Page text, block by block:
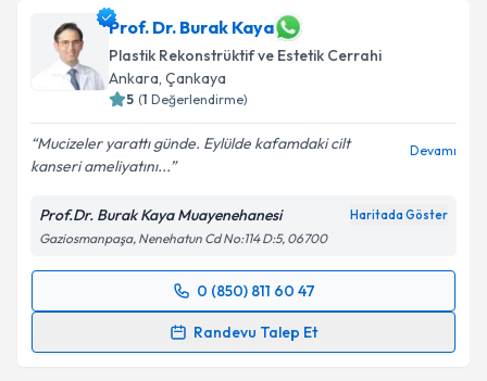
Prof. Dr. Burak Kaya
Plastik Rekonstrüktif ve Estetik Cerrahi
Ankara, Çankaya
5 (1 Değerlendirme)
Mucizeler yarattı günde. Eylülde kafamdaki cilt
kanseri ameliyatını...
Devamı
Prof.Dr. Burak Kaya Muayenehanesi Haritada Göster
Gaziosmanpaşa, Nenehatun Cd No:114 D:5, 06700
0 (850) 811 60 47
Randevu Talep Et
Randevu Takvimi Talebi